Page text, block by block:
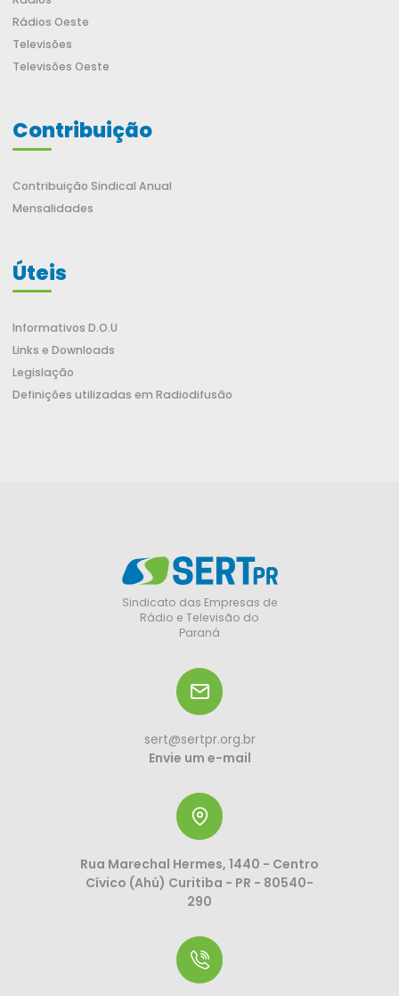
Rádios Oeste
Televisões
Televisões Oeste
Contribuição
Contribuição Sindical Anual
Mensalidades
Úteis
Informativos D.O.U
Links e Downloads
Legislação
Definições utilizadas em Radiodifusão
Sindicato das Empresas de
Rádio e Televisão do
Paraná
sert@sertpr.org.br
Envie um e-mail
Rua Marechal Hermes, 1440 - Centro
Cívico (Ahú) Curitiba - PR - 80540-
290